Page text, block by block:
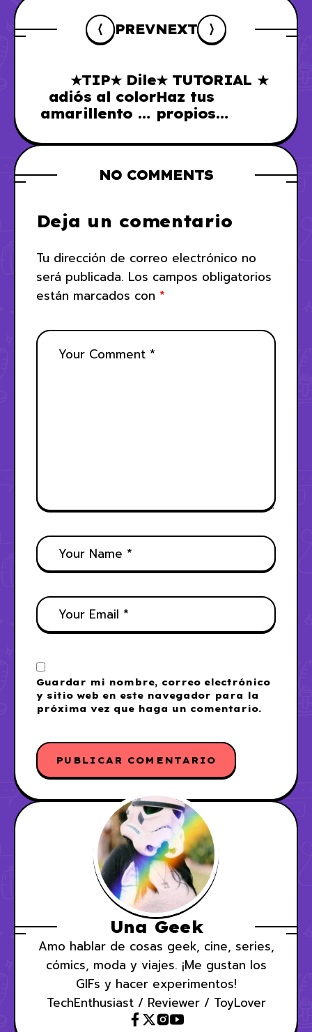
PREVNEXT
★TIP★ Dile
adiós al color
amarillento en
piezas de
★ TUTORIAL ★
Haz tus
propios
para figuras
coleccionables
NO COMMENTS
Deja un comentario
Tu dirección de correo electrónico no
será publicada. Los campos obligatorios
están marcados con *
Guardar mi nombre, correo electrónico
y sitio web en este navegador para la
próxima vez que haga un comentario.
Una Geek
Amo hablar de cosas geek, cine, series,
cómics, moda y viajes. ¡Me gustan los
GIFs y hacer experimentos!
TechEnthusiast / Reviewer / ToyLover